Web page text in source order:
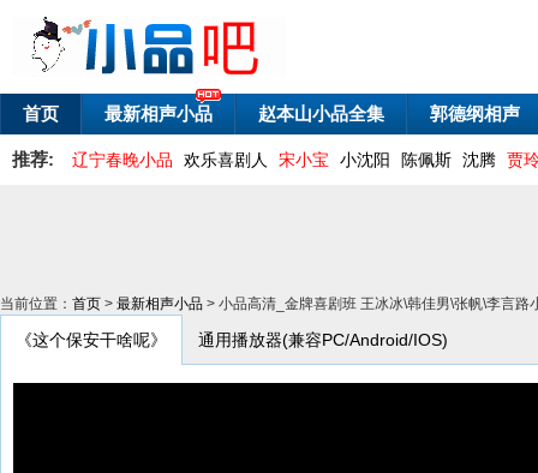
首页 最新相声小品 赵本山小品全集 郭德纲相声
推荐: 辽宁春晚小品 欢乐喜剧人 宋小宝 小沈阳 陈佩斯 沈腾 贾
当前位置： 首页 > 最新相声小品 > 小品高清_金牌喜剧班 王冰冰\韩佳男\张帆\李言路
《这个保安干啥呢》 通用播放器(兼容PC/Android/IOS)